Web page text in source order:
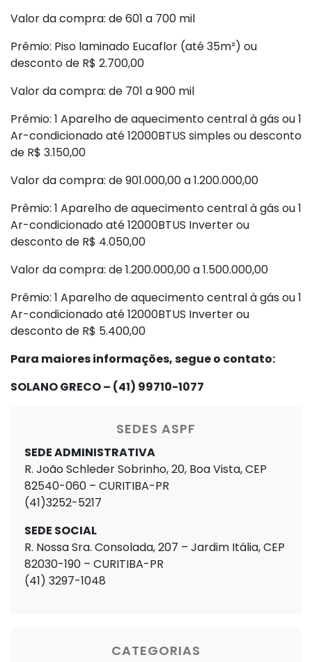
Valor da compra: de 601 a 700 mil
Prêmio: Piso laminado Eucaflor (até 35m²) ou
desconto de R$ 2.700,00
Valor da compra: de 701 a 900 mil
Prêmio: 1 Aparelho de aquecimento central à gás ou 1
Ar-condicionado até 12000BTUS simples ou desconto
de R$ 3.150,00
Valor da compra: de 901.000,00 a 1.200.000,00
Prêmio: 1 Aparelho de aquecimento central à gás ou 1
Ar-condicionado até 12000BTUS Inverter ou
desconto de R$ 4.050,00
Valor da compra: de 1.200.000,00 a 1.500.000,00
Prêmio: 1 Aparelho de aquecimento central à gás ou 1
Ar-condicionado até 12000BTUS Inverter ou
desconto de R$ 5.400,00
Para maiores informações, segue o contato:
SOLANO GRECO – (41) 99710-1077
SEDES ASPF
SEDE ADMINISTRATIVA
R. João Schleder Sobrinho, 20, Boa Vista, CEP
82540-060 – CURITIBA-PR
(41)3252-5217
SEDE SOCIAL
R. Nossa Sra. Consolada, 207 – Jardim Itália, CEP
82030-190 – CURITIBA-PR
(41) 3297-1048
CATEGORIAS